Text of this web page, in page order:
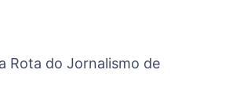
Rota do Jornalismo de